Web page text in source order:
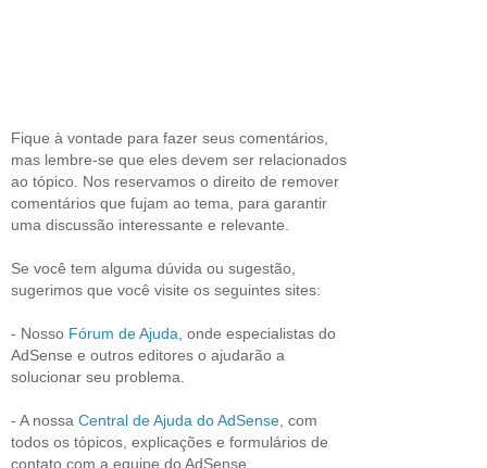
Fique à vontade para fazer seus comentários,
mas lembre-se que eles devem ser relacionados
ao tópico. Nos reservamos o direito de remover
comentários que fujam ao tema, para garantir
uma discussão interessante e relevante.
Se você tem alguma dúvida ou sugestão,
sugerimos que você visite os seguintes sites:
- Nosso Fórum de Ajuda, onde especialistas do
AdSense e outros editores o ajudarão a
solucionar seu problema.
- A nossa Central de Ajuda do AdSense , com
todos os tópicos, explicações e formulários de
contato com a equipe do AdSense.